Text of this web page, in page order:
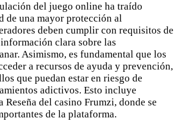
del juego online ha traído
de una mayor protección al
deben cumplir con requisitos de
clara sobre las
Asimismo, es fundamental que los
a recursos de ayuda y prevención,
que puedan estar en riesgo de
adictivos. Esto incluye
del casino Frumzi, donde se
de la plataforma.